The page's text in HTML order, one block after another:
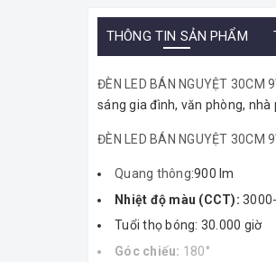
THÔNG TIN SẢN PHẨM
ĐÈN LED BÁN NGUYỆT 30CM
sáng gia đình, văn phòng,
ĐÈN LED BÁN NGUYỆT 30CM
Quang thông:900 lm
Nhiệt độ màu (CCT):
Tuổi thọ bóng: 30.000 giờ
Góc chiếu: 180°